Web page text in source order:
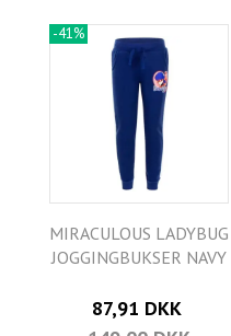
-41%
MIRACULOUS LADYBUG
JOGGINGBUKSER NAVY
87,91 DKK